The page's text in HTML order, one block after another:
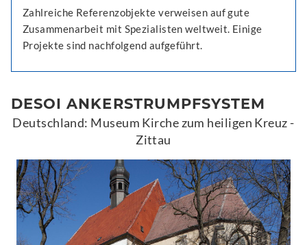
Zahlreiche Referenzobjekte verweisen auf gute
Zusammenarbeit mit Spezialisten weltweit. Einige
Projekte sind nachfolgend aufgeführt.
DESOI ANKERSTRUMPFSYSTEM
Deutschland: Museum Kirche zum heiligen Kreuz -
Zittau